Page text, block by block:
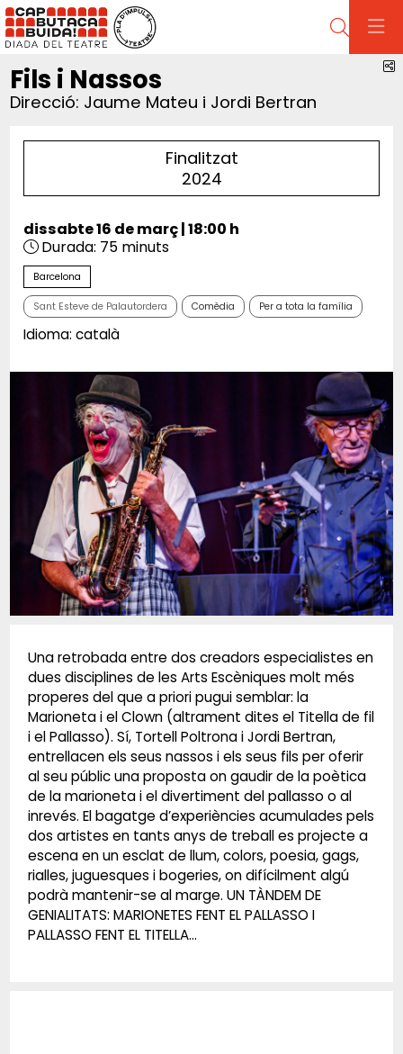
Cerca
Fils i Nassos
Direcció: Jaume Mateu i Jordi Bertran
Finalitzat
2024
dissabte 16 de març|18:00 h
Durada: 75 minuts
Barcelona
Sant Esteve de Palautordera Comèdia Per a tota la família
Idioma: català
Una retrobada entre dos creadors especialistes en
dues disciplines de les Arts Escèniques molt més
properes del que a priori pugui semblar: la
Marioneta i el Clown (altrament dites el Titella de fil
i el Pallasso). Sí, Tortell Poltrona i Jordi Bertran,
entrellacen els seus nassos i els seus fils per oferir
al seu públic una proposta on gaudir de la poètica
de la marioneta i el divertiment del pallasso o al
inrevés. El bagatge d’experiències acumulades pels
dos artistes en tants anys de treball es projecte a
escena en un esclat de llum, colors, poesia, gags,
rialles, juguesques i bogeries, on difícilment algú
podrà mantenir-se al marge. UN TÀNDEM DE
GENIALITATS: MARIONETES FENT EL PALLASSO I
PALLASSO FENT EL TITELLA...